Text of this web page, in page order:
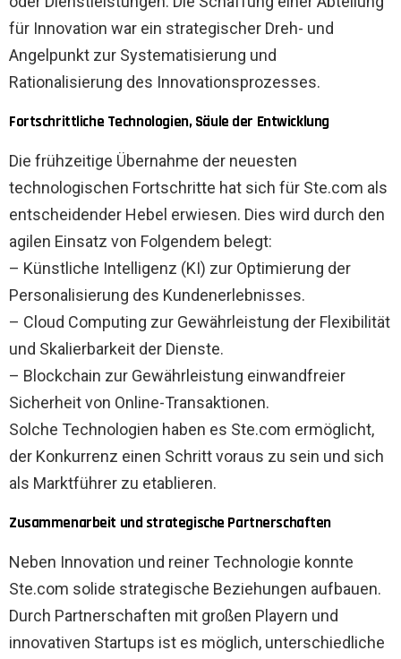
für Innovation war ein strategischer Dreh- und
Angelpunkt zur Systematisierung und
Rationalisierung des Innovationsprozesses.
Fortschrittliche Technologien, Säule der Entwicklung
Die frühzeitige Übernahme der neuesten
technologischen Fortschritte hat sich für Ste.com als
entscheidender Hebel erwiesen. Dies wird durch den
agilen Einsatz von Folgendem belegt:
– Künstliche Intelligenz (KI) zur Optimierung der
Personalisierung des Kundenerlebnisses.
– Cloud Computing zur Gewährleistung der Flexibilität
und Skalierbarkeit der Dienste.
– Blockchain zur Gewährleistung einwandfreier
Sicherheit von Online-Transaktionen.
Solche Technologien haben es Ste.com ermöglicht,
der Konkurrenz einen Schritt voraus zu sein und sich
als Marktführer zu etablieren.
Zusammenarbeit und strategische Partnerschaften
Neben Innovation und reiner Technologie konnte
Ste.com solide strategische Beziehungen aufbauen.
Durch Partnerschaften mit großen Playern und
innovativen Startups ist es möglich, unterschiedliche